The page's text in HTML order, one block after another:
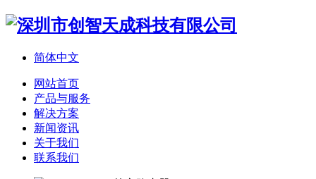
简体中文
网站首页
产品与服务
解决方案
新闻资讯
关于我们
联系我们